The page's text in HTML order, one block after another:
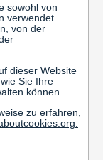
sowohl von
verwendet
von der
dieser Website
Sie Ihre
können.
zu erfahren,